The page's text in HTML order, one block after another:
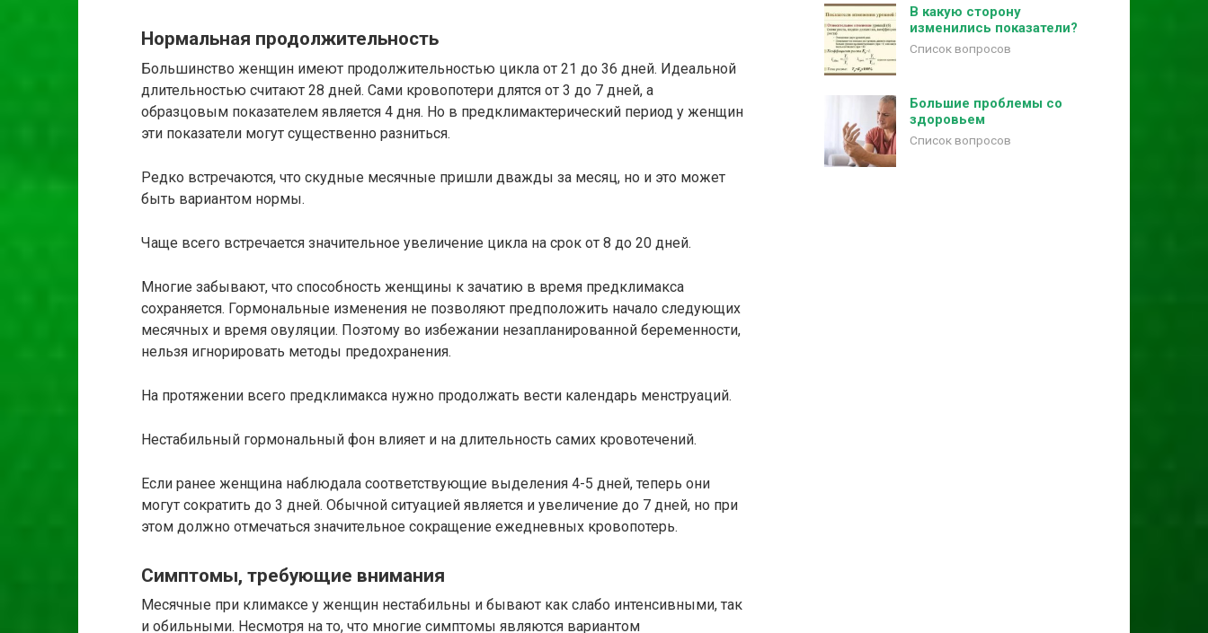
Нормальная продолжительность
Большинство женщин имеют продолжительностью цикла от 21 до 36 дней. Идеальной
длительностью считают 28 дней. Сами кровопотери длятся от 3 до 7 дней, а
образцовым показателем является 4 дня. Но в предклимактерический период у женщин
эти показатели могут существенно разниться.
Редко встречаются, что скудные месячные пришли дважды за месяц, но и это может
быть вариантом нормы.
Чаще всего встречается значительное увеличение цикла на срок от 8 до 20 дней.
Многие забывают, что способность женщины к зачатию в время предклимакса
сохраняется. Гормональные изменения не позволяют предположить начало следующих
месячных и время овуляции. Поэтому во избежании незапланированной беременности,
нельзя игнорировать методы предохранения.
На протяжении всего предклимакса нужно продолжать вести календарь менструаций.
Нестабильный гормональный фон влияет и на длительность самих кровотечений.
Если ранее женщина наблюдала соответствующие выделения 4-5 дней, теперь они
могут сократить до 3 дней. Обычной ситуацией является и увеличение до 7 дней, но при
этом должно отмечаться значительное сокращение ежедневных кровопотерь.
Симптомы, требующие внимания
Месячные при климаксе у женщин нестабильны и бывают как слабо интенсивными, так
и обильными. Несмотря на то, что многие симптомы являются вариантом
В какую сторону
изменились показатели?
Список вопросов
Большие проблемы со
здоровьем
Список вопросов